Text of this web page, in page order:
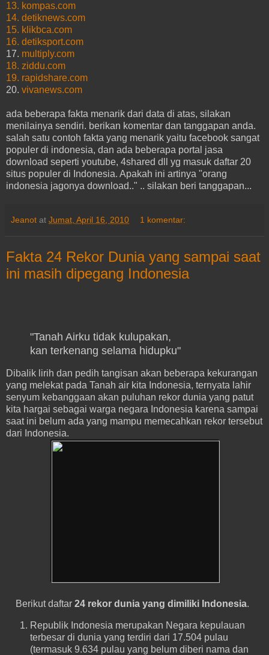
13. kompas.com
14. detiknews.com
15. klikbca.com
16. detiksport.com
17. multiply.com
18. ziddu.com
19. rapidshare.com
20. vivanews.com
ada beberapa fakta menarik dari data di atas, silakan
menilainya sendiri. berikan komentar dan tanggapan anda.
salah satu contoh fakta yang menarik yaitu facebook sangat
populer di indonesia, dan ada beberapa portal jasa
download seperti youtube, 4shared dll yg masuk daftar 20
situs populer di Indonesia. Apakah ini artinya "orang
indonesia jagonya download.." .. silakan beri tanggapan...
Jeanot at Jumat, April 16, 2010 1 komentar:
Fakta 24 Rekor Dunia yang sampai saat
ini masih dipegang Indonesia
"Tanah Airku tidak kulupakan,
kan terkenang selama hidupku"
Dibalik lirih dan pedih tangisan akan beberapa kekurangan
yang melekat pada Tanah air kita Indonesia, ternyata lahir
senyum kebanggaan akan puluhan rekor dunia yang patut
kita hargai sebagai warga negara Indonesia karena sampai
saat ini belum ada yang mampu memecahkan rekor tersebut
dari Indonesia.
Berikut daftar 24 rekor dunia yang dimiliki Indonesia.
Republik Indonesia merupakan Negara kepulauan
terbesar di dunia yang terdiri dari 17.504 pulau
(termasuk 9.634 pulau yang belum diberi nama dan